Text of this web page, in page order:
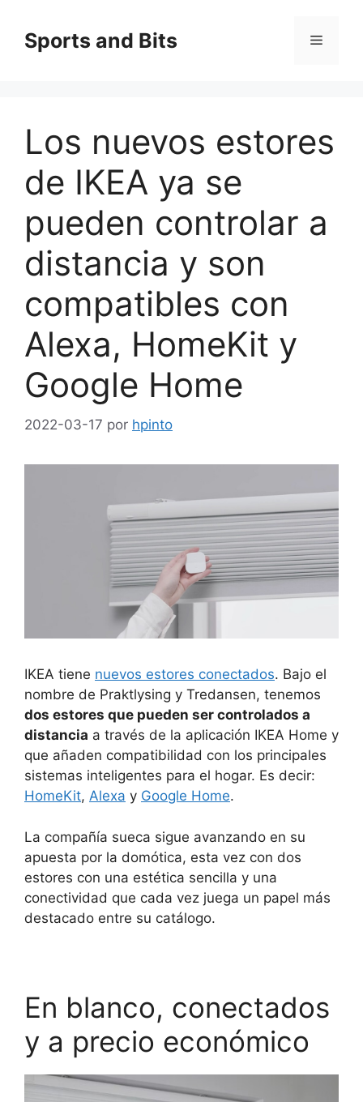
contenido
Sports and Bits Menú
Los nuevos estores
de IKEA ya se
pueden controlar a
distancia y son
compatibles con
Alexa, HomeKit y
Google Home
2022-03-17 por hpinto
IKEA tiene nuevos estores conectados. Bajo el
nombre de Praktlysing y Tredansen, tenemos
dos estores que pueden ser controlados a
distancia a través de la aplicación IKEA Home y
que añaden compatibilidad con los principales
sistemas inteligentes para el hogar. Es decir:
HomeKit, Alexa y Google Home.
La compañía sueca sigue avanzando en su
apuesta por la domótica, esta vez con dos
estores con una estética sencilla y una
conectividad que cada vez juega un papel más
destacado entre su catálogo.
En blanco, conectados
y a precio económico